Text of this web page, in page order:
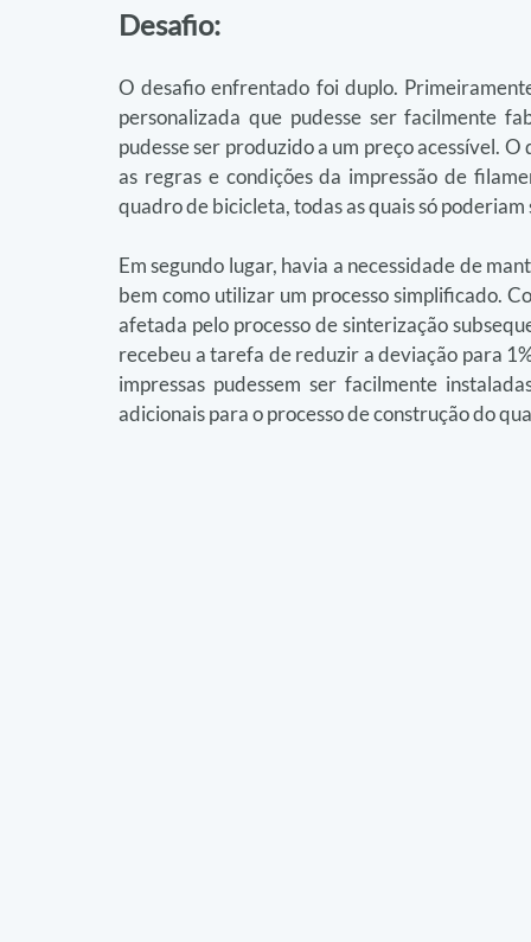
Desafio:
O desafio enfrentado foi duplo.
personalizada que pudesse ser facilmente
pudesse ser produzido a um preço acessível.
as regras e condições da impressão de
quadro de bicicleta, todas as quais só
Em segundo lugar, havia a necessidade de
bem como utilizar um processo simplificado.
afetada pelo processo de sinterização
recebeu a tarefa de reduzir a deviação para
impressas pudessem ser facilmente
adicionais para o processo de construção do